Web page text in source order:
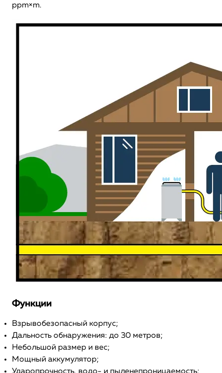
ppm×m.
Функции
Взрывобезопасный корпус;
Дальность обнаружения: до 30 метров;
Небольшой размер и вес;
Мощный аккумулятор;